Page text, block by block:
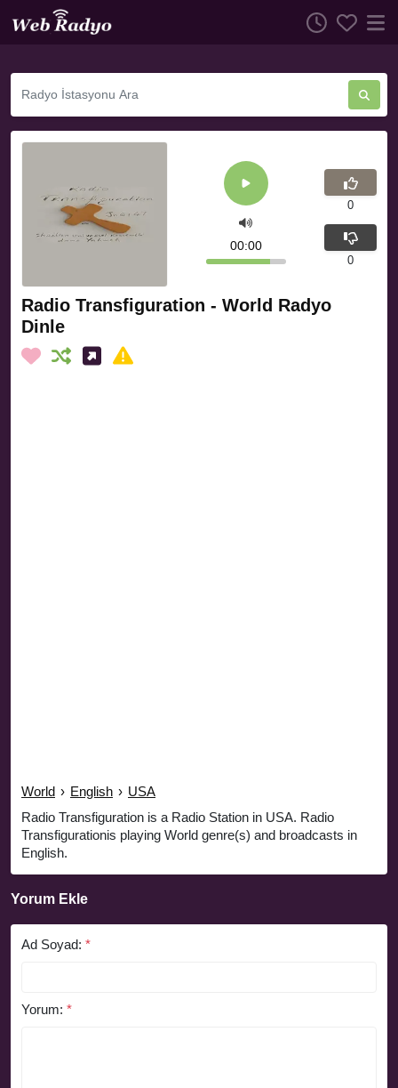
Radio Transfiguration - World Radyo
Dinle
World › English › USA
Radio Transfiguration is a Radio Station in USA. Radio
Transfigurationis playing World genre(s) and broadcasts in
English.
00:00
0
0
Yorum Ekle
Ad Soyad: *
Yorum: *